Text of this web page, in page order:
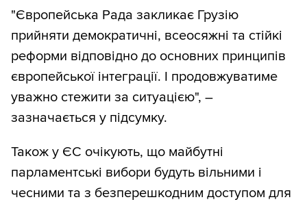
"Європейська Рада закликає Грузію
прийняти демократичні, всеосяжні та стійкі
реформи відповідно до основних принципів
європейської інтеграції. І продовжуватиме
уважно стежити за ситуацією", –
зазначається у підсумку.
Також у ЄС очікують, що майбутні
парламентські вибори будуть вільними і
чесними та з безперешкодним доступом для